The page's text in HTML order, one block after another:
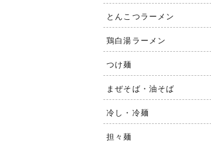
とんこつラーメン
鶏白湯ラーメン
つけ麺
まぜそば・油そば
冷し・冷麺
担々麺